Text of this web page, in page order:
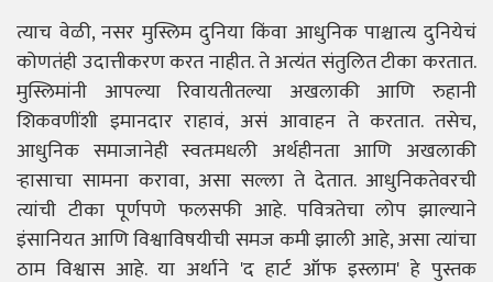
त्याच वेळी, नसर मुस्लिम दुनिया किंवा आधुनिक पाश्चात्य दुनियेचं
कोणतंही उदात्तीकरण करत नाहीत. ते अत्यंत संतुलित टीका करतात.
मुस्लिमांनी आपल्या रिवायतीतल्या अखलाकी आणि रुहानी
शिकवणींशी इमानदार राहावं, असं आवाहन ते करतात. तसेच,
आधुनिक समाजानेही स्वतःमधली अर्थहीनता आणि अखलाकी
ऱ्हासाचा सामना करावा, असा सल्ला ते देतात. आधुनिकतेवरची
त्यांची टीका पूर्णपणे फलसफी आहे. पवित्रतेचा लोप झाल्याने
इंसानियत आणि विश्वाविषयीची समज कमी झाली आहे, असा त्यांचा
ठाम विश्वास आहे. या अर्थाने 'द हार्ट ऑफ इस्लाम' हे पुस्तक